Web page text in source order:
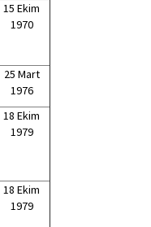
15 Ekim
1970
25 Mart
1976
18 Ekim
1979
18 Ekim
1979